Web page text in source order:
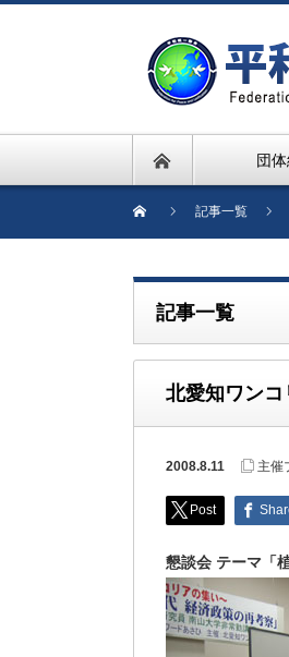
団
記事一覧
記事一覧
北愛知ワン
2008.8.11 主催
Post
懇談会 テーマ「